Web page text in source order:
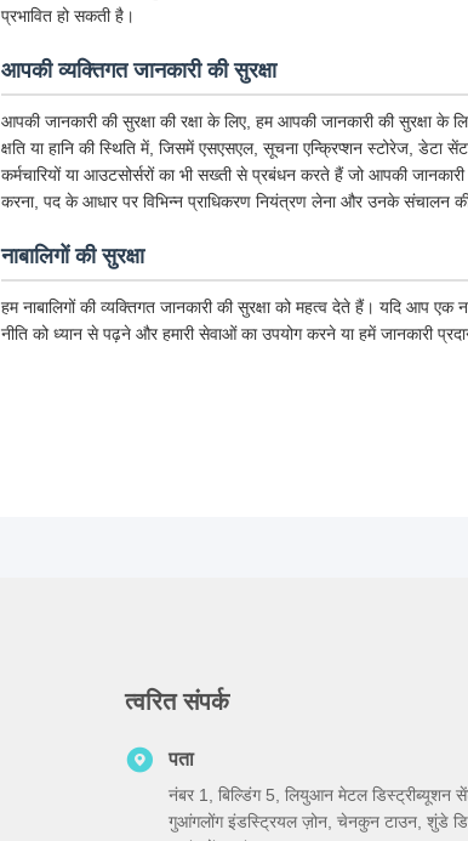
प्रभावित हो सकती है।
आपकी व्यक्तिगत जानकारी की सुरक्षा
आपकी जानकारी की सुरक्षा की रक्षा के लिए, हम आपकी जानकारी की सुरक्षा के
क्षति या हानि की स्थिति में, जिसमें एसएसएल, सूचना एन्क्रिप्शन स्टोरेज,
कर्मचारियों या आउटसोर्सरों का भी सख्ती से प्रबंधन करते हैं जो आपकी
करना, पद के आधार पर विभिन्न प्राधिकरण नियंत्रण लेना और उनके संचालन की
नाबालिगों की सुरक्षा
हम नाबालिगों की व्यक्तिगत जानकारी की सुरक्षा को महत्व देते हैं। यदि आप
नीति को ध्यान से पढ़ने और हमारी सेवाओं का उपयोग करने या हमें जानकारी
त्वरित संपर्क
पता
नंबर 1, बिल्डिंग 5, लियुआन मेटल डिस्ट्रीब्यूशन
गुआंगलोंग इंडस्ट्रियल ज़ोन, चेनकुन टाउन, शुंडे